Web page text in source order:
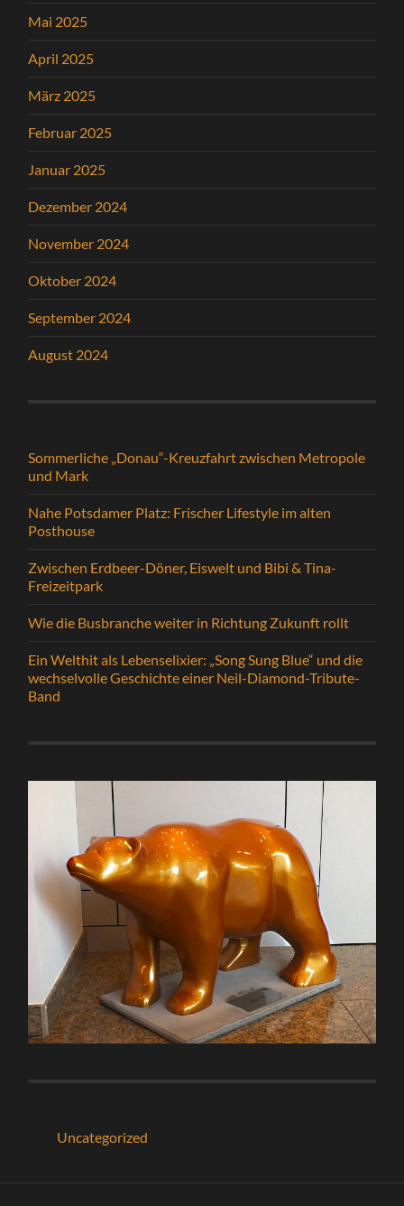
Mai 2025
April 2025
März 2025
Februar 2025
Januar 2025
Dezember 2024
November 2024
Oktober 2024
September 2024
August 2024
Sommerliche „Donau“-Kreuzfahrt zwischen Metropole
und Mark
Nahe Potsdamer Platz: Frischer Lifestyle im alten
Posthouse
Zwischen Erdbeer-Döner, Eiswelt und Bibi & Tina-
Freizeitpark
Wie die Busbranche weiter in Richtung Zukunft rollt
Ein Welthit als Lebenselixier: „Song Sung Blue“ und die
wechselvolle Geschichte einer Neil-Diamond-Tribute-
Band
Uncategorized